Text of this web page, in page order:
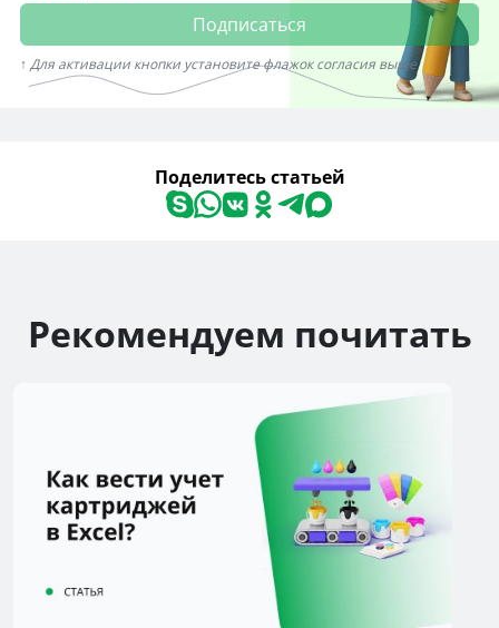
Подписаться
↑ Для активации кнопки установите флажок согласия выше
Поделитесь статьей
Рекомендуем почитать